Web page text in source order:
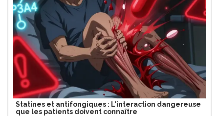
Statines et antifongiques : L'interaction dangereuse
que les patients doivent connaître